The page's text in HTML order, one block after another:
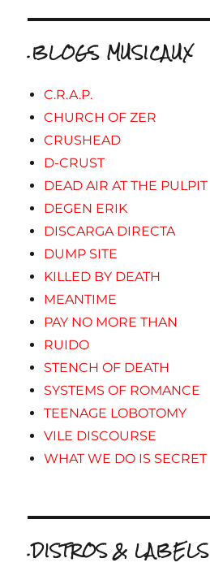
.BLOGS MUSICAUX
C.R.A.P.
CHURCH OF ZER
CRUSHEAD
D-CRUST
DEAD AIR AT THE PULPIT
DEGEN ERIK
DISCARGA DIRECTA
DUMP SITE
KILLED BY DEATH
MEANTIME
PAY NO MORE THAN
RUIDO
STENCH OF DEATH
SYSTEMS OF ROMANCE
TEENAGE LOBOTOMY
VILE DISCOURSE
WHAT WE DO IS SECRET
.DISTROS & LABELS